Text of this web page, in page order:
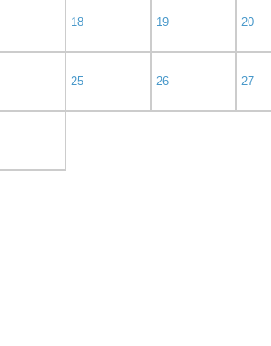
18 19 20
25 26 27